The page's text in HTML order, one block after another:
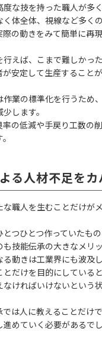
な技を持った職人が多く
く体全体、視線など多く
際の動きをみて簡単に再
行えば、こまで難しかっ
が安定して生産すること
作業の標準化を行うため
します。
率の低減や手戻り工数の
る人材不足をカ
な職人を生むことだけが
とつひとつ作っていたも
技能伝承の大きなメリッ
動きは工業界にも波及
とだけを目的にしている
なければいけないという
では人に教えることだけ
めていく必要があるでし